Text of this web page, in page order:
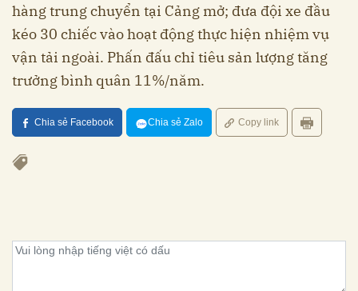
hàng trung chuyển tại Cảng mở; đưa đội xe đầu
kéo 30 chiếc vào hoạt động thực hiện nhiệm vụ
vận tải ngoài. Phấn đấu chỉ tiêu sản lượng tăng
trưởng bình quân 11%/năm.
Chia sẻ Facebook Chia sẻ Zalo Copy link